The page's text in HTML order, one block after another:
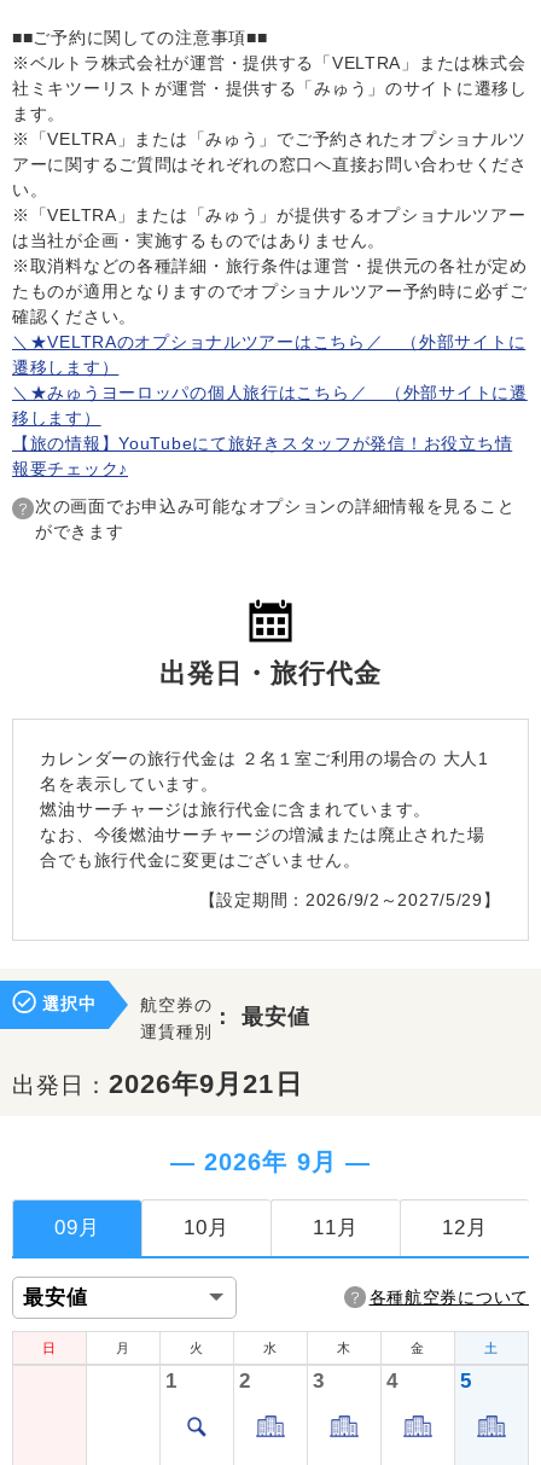
■■ご予約に関しての注意事項■■
※ベルトラ株式会社が運営・提供する「VELTRA」または株式会
社ミキツーリストが運営・提供する「みゅう」のサイトに遷移し
ます。
※「VELTRA」または「みゅう」でご予約されたオプショナルツ
アーに関するご質問はそれぞれの窓口へ直接お問い合わせくださ
い。
※「VELTRA」または「みゅう」が提供するオプショナルツアー
は当社が企画・実施するものではありません。
※取消料などの各種詳細・旅行条件は運営・提供元の各社が定め
たものが適用となりますのでオプショナルツアー予約時に必ずご
確認ください。
＼★VELTRAのオプショナルツアーはこちら／ （外部サイトに
遷移します）
＼★みゅうヨーロッパの個人旅行はこちら／ （外部サイトに遷
移します）
【旅の情報】YouTubeにて旅好きスタッフが発信！お役立ち情
報要チェック♪
次の画面でお申込み可能なオプションの詳細情報を見ること
ができます
出発日・旅行代金
カレンダーの旅行代金は ２名１室ご利用の場合の 大人1
名を表示しています。
燃油サーチャージは旅行代金に含まれています。
なお、今後燃油サーチャージの増減または廃止された場
合でも旅行代金に変更はございません。
【設定期間：2026/9/2～2027/5/29】
選択中
航空券の
運賃種別
：最安値
出発日： 2026年9月21日
― 2026年 9月 ―
09月 10月 11月 12月
各種航空券について
日 月 火 水 木 金 土
1 2 3 4 5